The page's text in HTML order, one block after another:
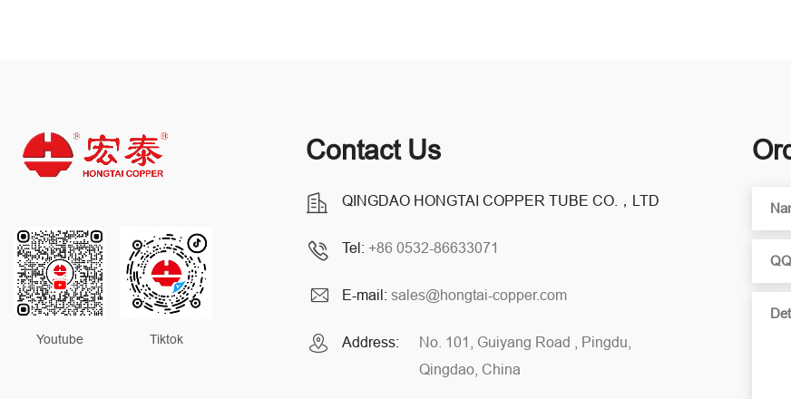
Youtube Tiktok
Contact Us
QINGDAO HONGTAI COPPER TUBE CO.，LTD
Tel: +86 0532-86633071
E-mail: sales@hongtai-copper.com
Address:
No. 101, Guiyang Road , Pingdu,
Qingdao, China